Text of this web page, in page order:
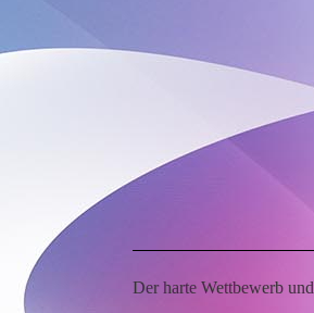
Der harte Wettbewerb